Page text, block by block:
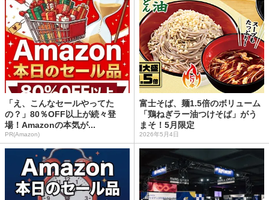
「え、こんなセールやってた
の？」80％OFF以上が続々登
場！Amazonの本気が...
PR(Amazon)
富士そば、麺1.5倍のボリューム
「鶏ねぎラー油つけそば」がう
まそ！5月限定
2026年5月4日